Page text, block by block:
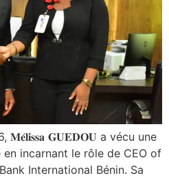
𝐌𝐞́𝐥𝐢𝐬𝐬𝐚 𝐆𝐔𝐄𝐃𝐎𝐔 a vécu une
incarnant le rôle de CEO of
International Bénin. Sa